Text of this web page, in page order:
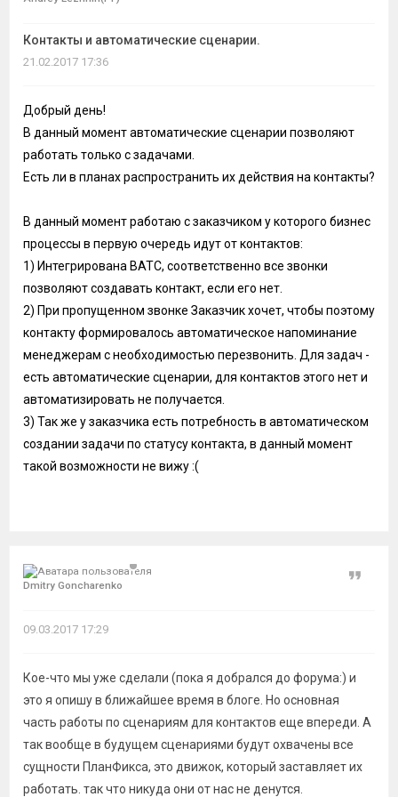
Контакты и автоматические сценарии.
21.02.2017 17:36
Добрый день!
В данный момент автоматические сценарии позволяют
работать только с задачами.
Есть ли в планах распространить их действия на контакты?
В данный момент работаю с заказчиком у которого бизнес
процессы в первую очередь идут от контактов:
1) Интегрирована ВАТС, соответственно все звонки
позволяют создавать контакт, если его нет.
2) При пропущенном звонке Заказчик хочет, чтобы поэтому
контакту формировалось автоматическое напоминание
менеджерам с необходимостью перезвонить. Для задач -
есть автоматические сценарии, для контактов этого нет и
автоматизировать не получается.
3) Так же у заказчика есть потребность в автоматическом
создании задачи по статусу контакта, в данный момент
такой возможности не вижу :(
Dmitry Goncharenko
Цитата
09.03.2017 17:29
Кое-что мы уже сделали (пока я добрался до форума:) и
это я опишу в ближайшее время в блоге. Но основная
часть работы по сценариям для контактов еще впереди. А
так вообще в будущем сценариями будут охвачены все
сущности ПланФикса, это движок, который заставляет их
работать. так что никуда они от нас не денутся.